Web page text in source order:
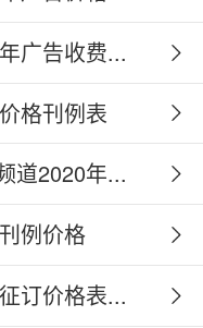
广告收费...
格刊例表
道2020年...
例价格
订价格表...